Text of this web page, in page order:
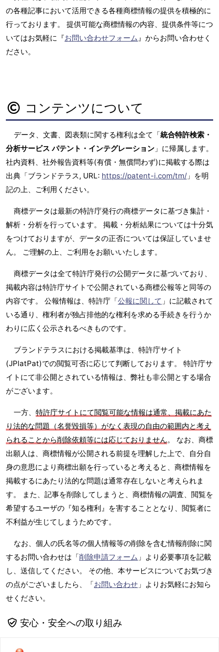
の各種記事において活用できる各種商標情報の提供を積極的に
行っております。 提供可能な商標情報の内容、提供条件等につ
いてはお気軽に『お問い合わせフォーム』からお問い合わせく
ださい。
コンテンツについて
データ、文書、図表類に関する権利は全て「統合特許検索・
分析サービス パテント・インテグレーション 」に帰属します。
社内資料、社外報告資料等(有償・無償問わず)に掲載する際は
出典「ブランドテラス, URL: https://patent-i.com/tm/ 」を明
記の上、ご利用ください。
商標データは最新の特許庁発行の商標データに基づき集計・
解析・分析を行っています。 掲載・分析結果については十分気
をつけておりますが、データの正否については保証していませ
ん。 ご理解の上、ご利用をお願いいたします。
商標データは全て特許庁発行の公開データに基づいており、
掲載内容は特許庁サイトで公開されている商標公報等と同等の
内容です。 公報情報は、特許庁「公報に関して 」に記載されて
いる通り、権利者が独占排他的な権利を求める手続きを行うか
わりに広く公示されるべきものです。
ブランドテラスにおける掲載基準は、特許庁サイト
(JPlatPat)での閲覧可否に応じて判断しております。 特許庁サ
イトにて非公開とされている情報は、弊社も非公開とする場合
がございます。
一方、 特許庁サイトにて閲覧可能な情報は通常、掲載にあた
り法的な問題（名誉毀損等）がなく表現の自由の範囲内と考え
られることから削除依頼等には応じておりません。 なお、商標
出願人は、商標情報が公開される前提を理解した上で、自分自
身の意思により商標出願を行っていると考えると、商標情報を
掲載するにあたり法的な問題は通常存在しないと考えられま
す。 また、記事を削除してしまうと、商標情報の調査、閲覧を
希望するユーザの『知る権利』を害することとなり、閲覧者に
不利益が生じてしまうためです。
なお、個人の氏名等の個人情報等の削除を含む情報削除に関
するお問い合わせは「削除申請フォーム 」より必要事項を記載
し、送信してください。 その他、本サービスについてお気づき
の点がございましたら、「お問い合わせ 」よりお気軽にお知ら
せください。
安心・安全への取り組み